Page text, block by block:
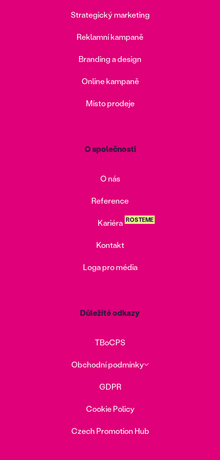
Strategický marketing
Reklamní kampaně
Branding a design
Online kampaně
Místo prodeje
O společnosti
O nás
Reference
Kariéra ROSTEME
Kontakt
Loga pro média
Důležité odkazy
TBoCPS
Obchodní podmínky
GDPR
Cookie Policy
Czech Promotion Hub